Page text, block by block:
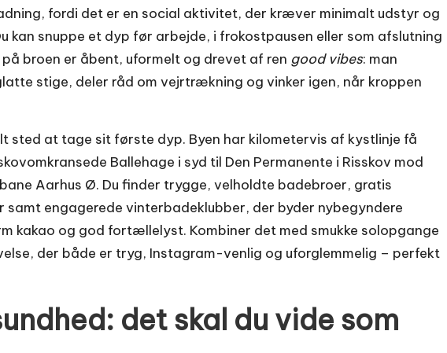
fordi det er en social aktivitet, der kræver minimalt udstyr og
kan snuppe et dyp før arbejde, i frokostpausen eller som afslutning
broen er åbent, uformelt og drevet af ren good vibes: man
stige, deler råd om vejrtrækning og vinker igen, når kroppen
sted at tage sit første dyp. Byen har kilometervis af kystlinje få
Ballehage i syd til Den Permanente i Risskov mod
Aarhus Ø. Du finder trygge, velholdte badebroer, gratis
engagerede vinterbadeklubber, der byder nybegyndere
kakao og god fortællelyst. Kombiner det med smukke solopgange
der både er tryg, Instagram-venlig og uforglemmelig – perfekt
det skal du vide som